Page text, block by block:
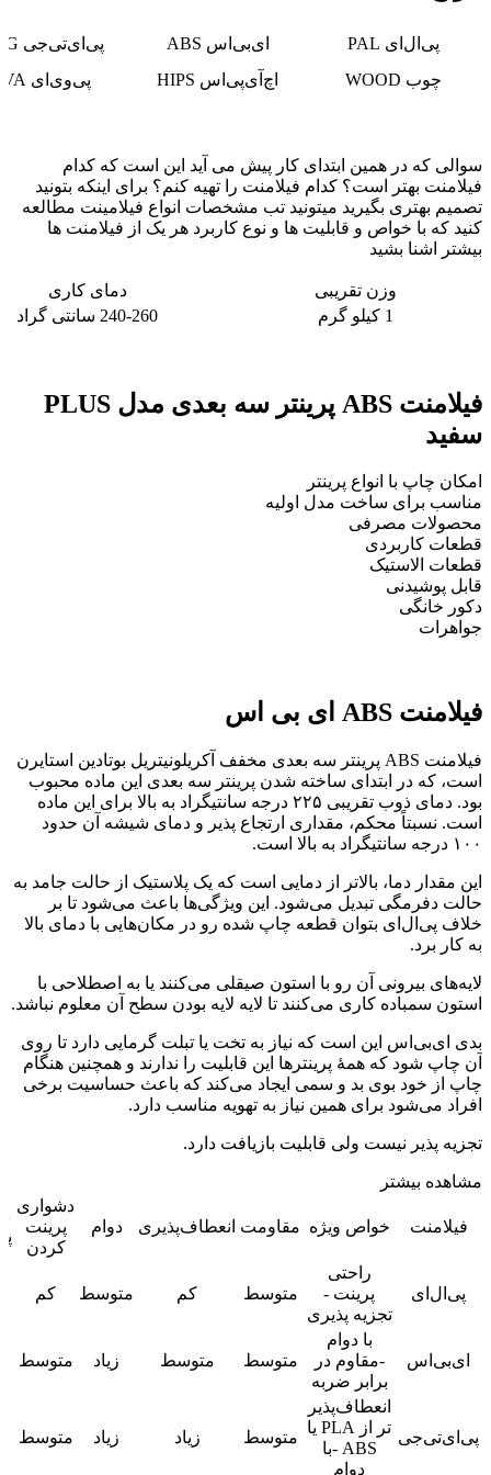
پی‌ال‌ای PAL ای‌بی‌اس ABS
پی‌ای‌تی‌جی PITG
چوب WOOD
اچ‌آی‌پی‌اس HIPS پی‌وی‌ای PVA
سوالی که در همین ابتدای کار پیش می آید این است که کدام
فیلامنت بهتر است؟ کدام فیلامنت را تهیه کنم؟ برای اینکه بتونید
تصمیم بهتری بگیرید میتونید تب مشخصات انواع فیلامینت مطالعه
کنید که با خواص و قابلیت ها و نوع کاربرد هر یک از فیلامنت ها
بیشتر اشنا بشید
وزن تقریبی
دمای کاری
1 کیلو گرم
240-260 سانتی گراد
فیلامنت ABS پرینتر سه بعدی مدل PLUS
سفید
امکان چاپ با انواع پرینتر
مناسب برای ساخت مدل اولیه
محصولات مصرفی
قطعات کاربردی
قطعات الاستیک
قابل پوشیدنی
دکور خانگی
جواهرات
فیلامنت ABS ای بی اس
فیلامنت ABS پرینتر سه بعدی مخفف آکریلونیتریل بوتادین استایرن
است، که در ابتدای ساخته شدن پرینتر سه بعدی این ماده محبوب
بود. دمای ذوب تقریبی ۲۲۵ درجه سانتیگراد به بالا برای این ماده
است. نسبتاً محکم، مقداری ارتجاع پذیر و دمای شیشه آن حدود
۱۰۰ درجه سانتیگراد به بالا است.
این مقدار دما، بالاتر از دمایی است که یک پلاستیک از حالت جامد به
حالت دفرمگی تبدیل می‌شود. این ویژگی‌ها باعث می‌شود تا بر
خلاف پی‌ال‌ای بتوان قطعه چاپ شده رو در مکان‌هایی با دمای بالا
به کار برد.
لایه‌های بیرونی آن رو با استون صیقلی می‌کنند یا به اصطلاحی با
استون سمباده کاری می‌کنند تا لایه لایه بودن سطح آن معلوم نباشد.
بدی ای‌بی‌اس این است که نیاز به تخت یا تبلت گرمایی دارد تا روی
آن چاپ شود که همهٔ پرینترها این قابلیت را ندارند و همچنین هنگام
چاپ از خود بوی بد و سمی ایجاد می‌کند که باعث حساسیت برخی
افراد می‌شود برای همین نیاز به تهویه مناسب دارد.
تجزیه پذیر نیست ولی قابلیت بازیافت دارد.
مشاهده بیشتر
فیلامنت خواص ویژه مقاومت انعطاف‌پذیری دوام
دشواری
پرینت
کردن
پی‌ال‌ای
راحتی
پرینت -
تجزیه پذیری
متوسط کم متوسط کم
ای‌بی‌اس
با دوام
-مقاوم در
برابر ضربه
متوسط متوسط زیاد متوسط
پی‌ای‌تی‌جی
انعطاف‌پذیر
تر از PLA یا
ABS -با
دوام
متوسط زیاد زیاد متوسط